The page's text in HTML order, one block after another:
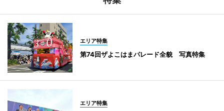
エリア特集
第74回ザよこはまパレード全貌 写真特集
エリア特集